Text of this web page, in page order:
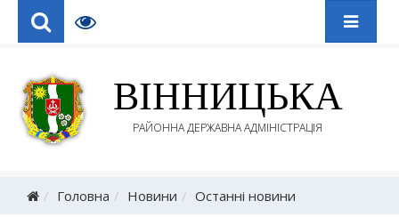
ВІННИЦЬКА
РАЙОННА ДЕРЖАВНА АДМІНІСТРАЦІЯ
Головна Новини Останні новини